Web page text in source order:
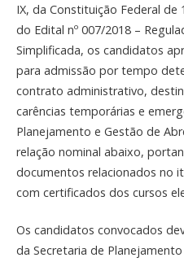
IX, da Constituição Federal de
do Edital nº 007/2018 –
Simplificada, os candidatos
para admissão por tempo
contrato administrativo,
carências temporárias e
Planejamento e Gestão de
relação nominal abaixo,
documentos relacionados no
com certificados dos cursos
Os candidatos convocados
da Secretaria de